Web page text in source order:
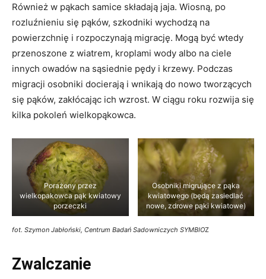
Również w pąkach samice składają jaja. Wiosną, po
rozluźnieniu się pąków, szkodniki wychodzą na
powierzchnię i rozpoczynają migrację. Mogą być wtedy
przenoszone z wiatrem, kroplami wody albo na ciele
innych owadów na sąsiednie pędy i krzewy. Podczas
migracji osobniki docierają i wnikają do nowo tworzących
się pąków, zakłócając ich wzrost. W ciągu roku rozwija się
kilka pokoleń wielkopąkowca.
Porażony przez
wielkopakowca pąk kwiatowy
porzeczki
Osobniki migrujące z pąka
kwiatowego (będą zasiedlać
nowe, zdrowe pąki kwiatowe)
fot. Szymon Jabłoński, Centrum Badań Sadowniczych SYMBIOZ
Zwalczanie